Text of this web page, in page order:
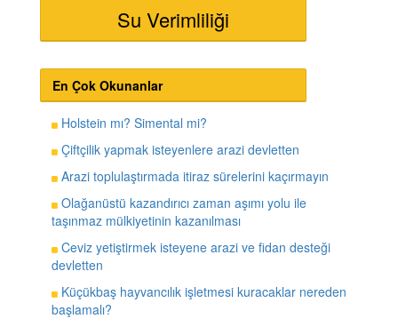
Su Verimliliği
En Çok Okunanlar
Holstein mı? Simental mi?
Çiftçilik yapmak isteyenlere arazi devletten
Arazi toplulaştırmada itiraz sürelerini kaçırmayın
Olağanüstü kazandırıcı zaman aşımı yolu ile
taşınmaz mülkiyetinin kazanılması
Ceviz yetiştirmek isteyene arazi ve fidan desteği
devletten
Küçükbaş hayvancılık işletmesi kuracaklar nereden
başlamalı?